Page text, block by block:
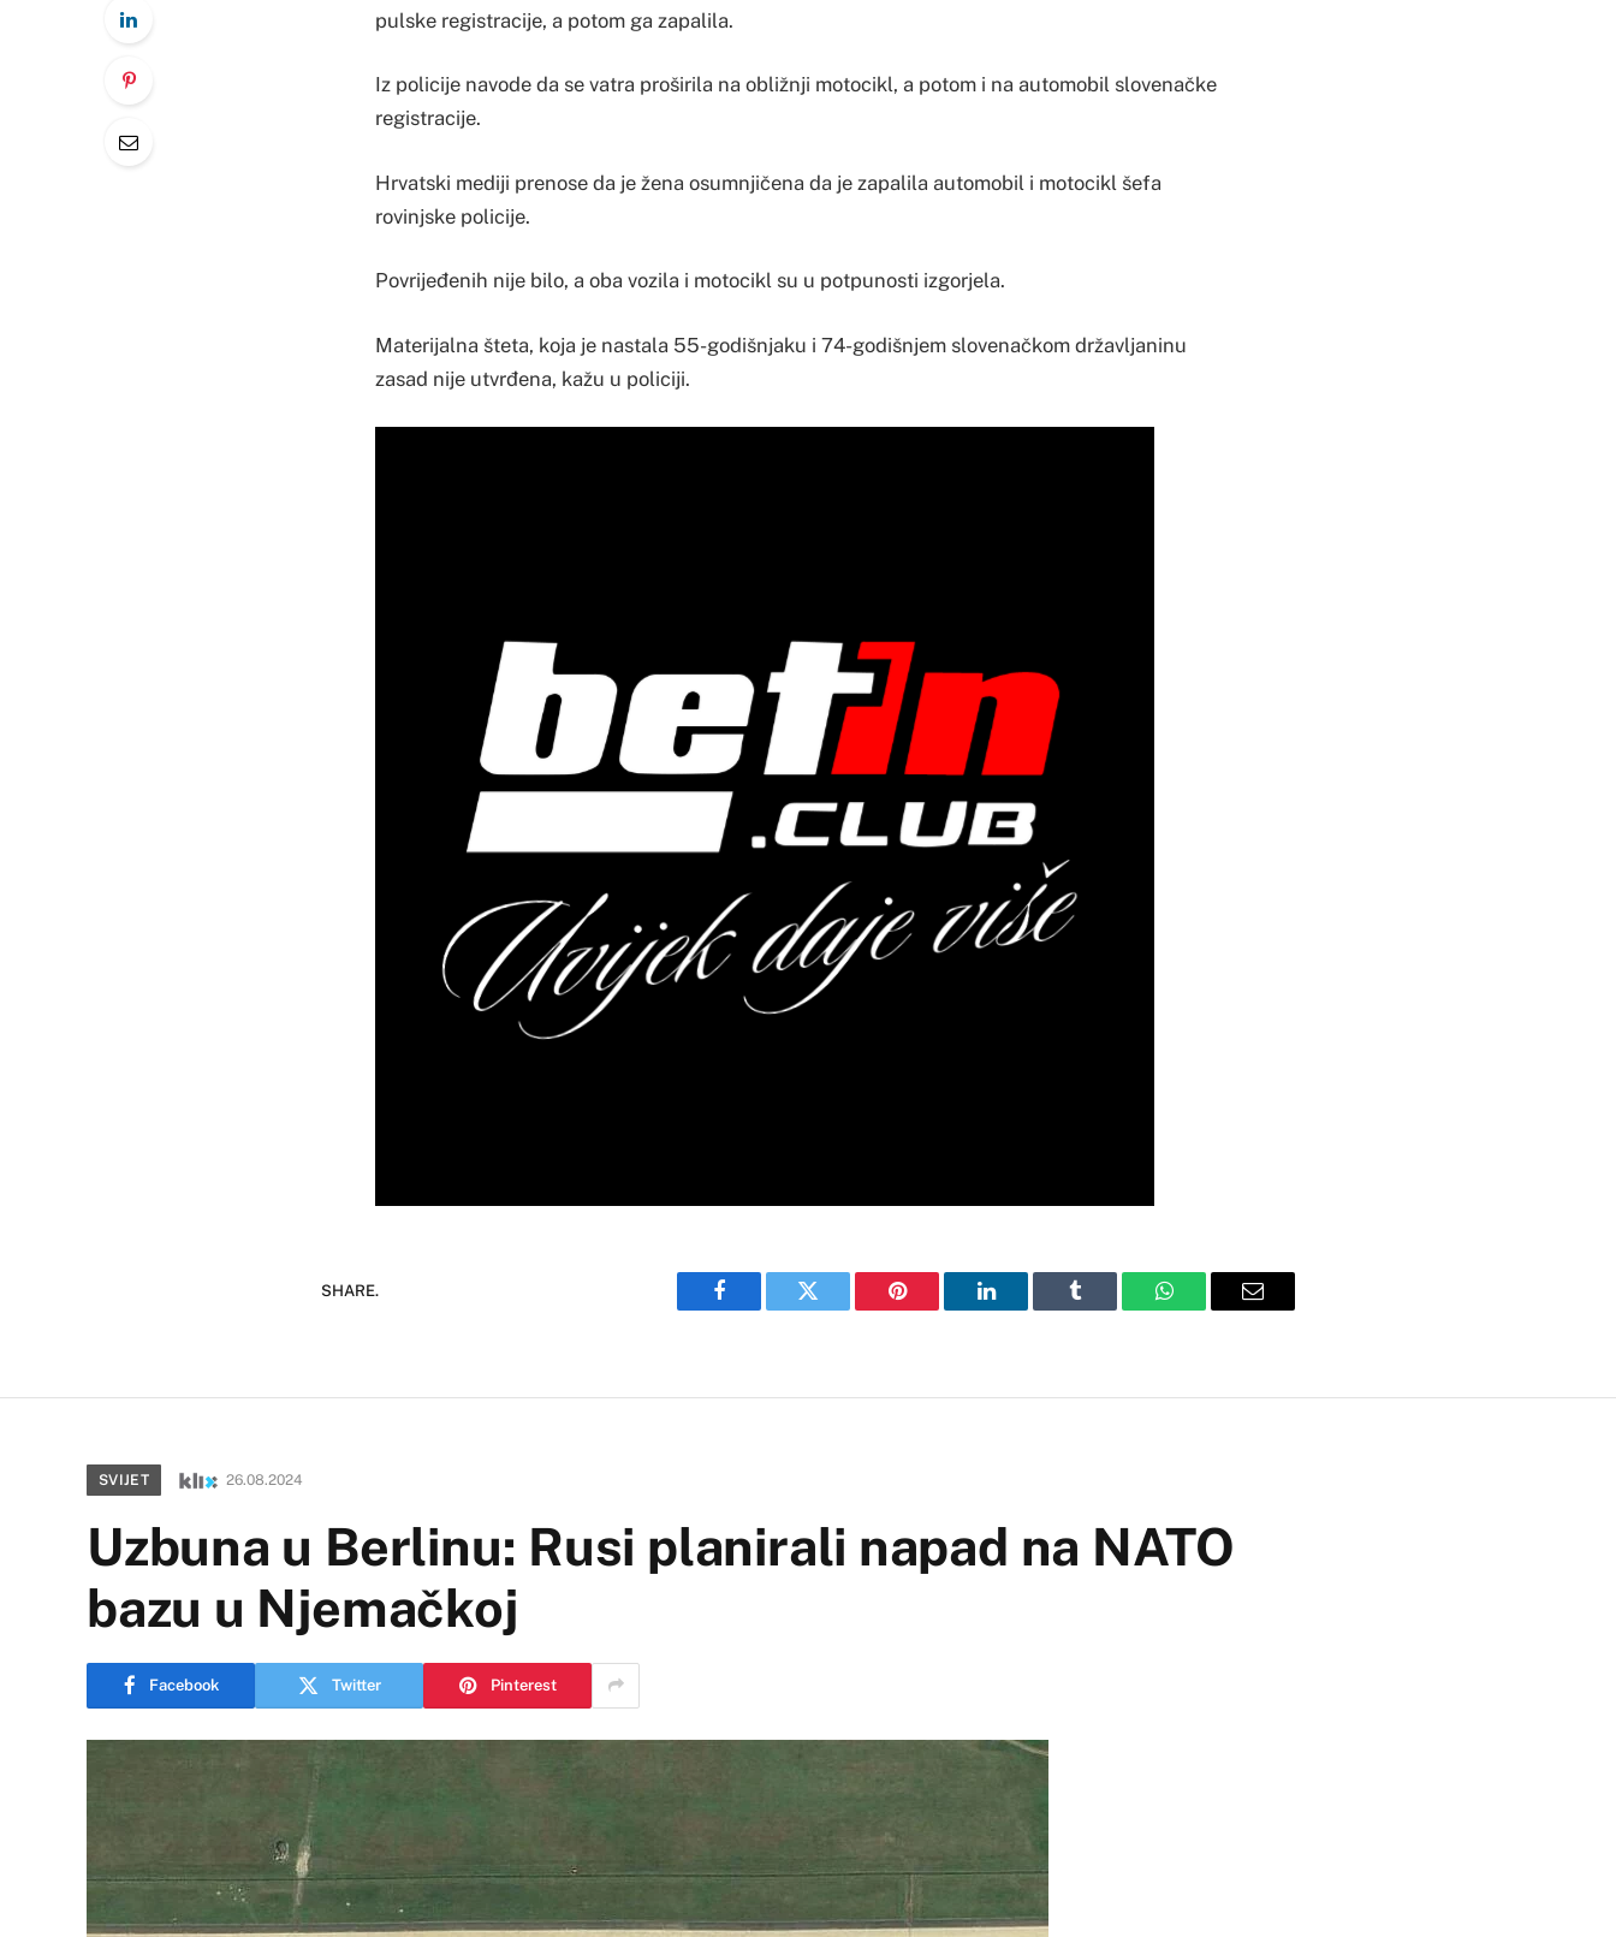
pulske registracije, a potom ga zapalila.
Iz policije navode da se vatra proširila na obližnji motocikl, a potom i na automobil slovenačke
registracije.
Hrvatski mediji prenose da je žena osumnjičena da je zapalila automobil i motocikl šefa
rovinjske policije.
Povrijeđenih nije bilo, a oba vozila i motocikl su u potpunosti izgorjela.
Materijalna šteta, koja je nastala 55-godišnjaku i 74-godišnjem slovenačkom državljaninu
zasad nije utvrđena, kažu u policiji.
SHARE.
Facebook Twitter Pinterest LinkedIn Tumblr WhatsAppEmail
SVIJET 26.08.2024
Uzbuna u Berlinu: Rusi planirali napad na NATO
bazu u Njemačkoj
Facebook Twitter Pinterest